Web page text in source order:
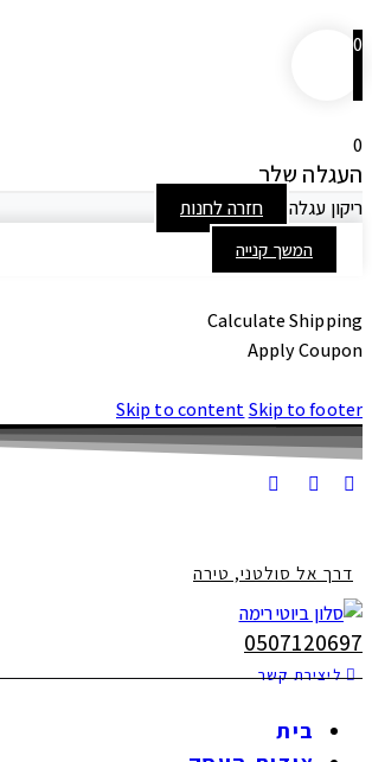
0
0
העגלה שלך
ריקון עגלה חזרה לחנות
המשך קנייה
Calculate Shipping
Apply Coupon
Skip to contentSkip to footer
דרך אל סולטני, טירה
0507120697
ליצירת קשר
בית